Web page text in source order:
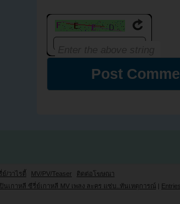
ย์/วาไรตี้ MV/PV/Teaser ติดต่อโฆษณา
นเกาหลี ซีรี่ย์เกาหลี MV เพลง ละคร แซ่บ..ทันเหตุการณ์ |